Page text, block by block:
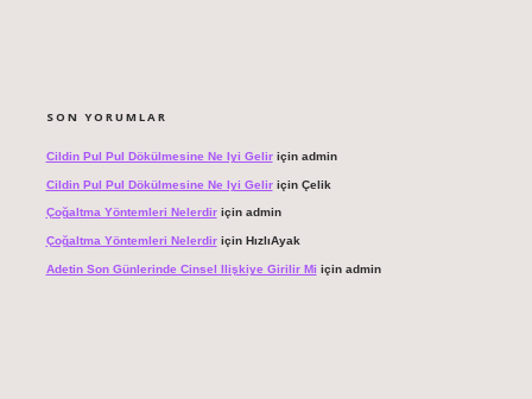
SON YORUMLAR
Cildin Pul Pul Dökülmesine Ne Iyi Geliriçin admin
Cildin Pul Pul Dökülmesine Ne Iyi Geliriçin Çelik
Çoğaltma Yöntemleri Nelerdiriçin admin
Çoğaltma Yöntemleri Nelerdiriçin HızlıAyak
Adetin Son Günlerinde Cinsel Ilişkiye Girilir Mi için admin